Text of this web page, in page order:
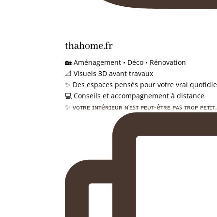
thahome.fr
🏡 Aménagement • Déco • Rénovation
📐 Visuels 3D avant travaux
✨ Des espaces pensés pour votre vrai
💻 Conseils et accompagnement à distance
✨ ᴠᴏᴛʀᴇ ɪɴᴛéʀɪᴇᴜʀ ɴ’ᴇꜱᴛ ᴘᴇᴜᴛ-êᴛʀᴇ ᴘᴀꜱ ᴛʀᴏᴘ ᴘᴇᴛɪᴛ.